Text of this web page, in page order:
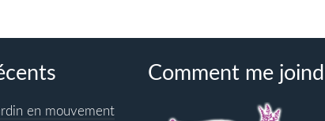
en mouvement
Comment me